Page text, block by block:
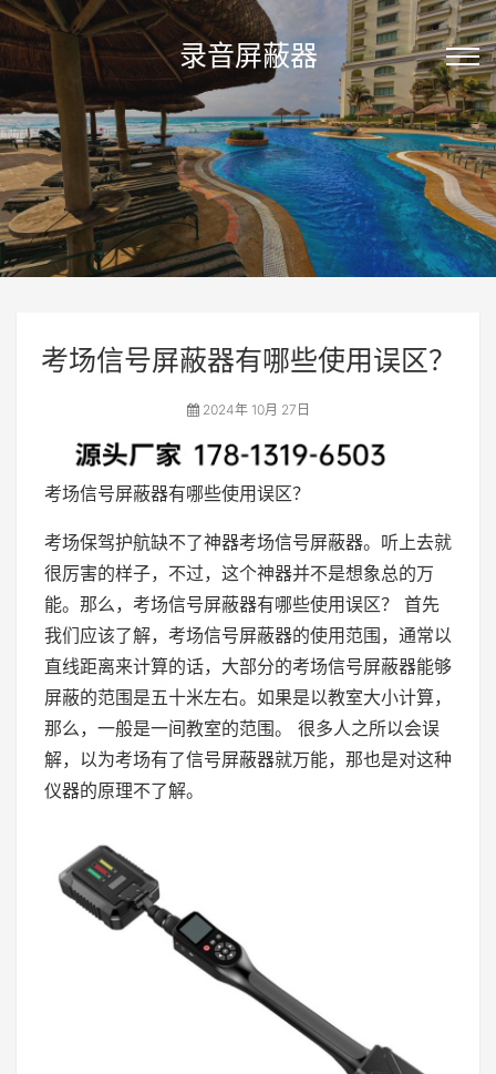
录音屏蔽器
考场信号屏蔽器有哪些使用误区？
2024年 10月 27日
考场信号屏蔽器有哪些使用误区？
考场保驾护航缺不了神器考场信号屏蔽器。听上去就
很厉害的样子，不过，这个神器并不是想象总的万
能。那么，考场信号屏蔽器有哪些使用误区？ 首先
我们应该了解，考场信号屏蔽器的使用范围，通常以
直线距离来计算的话，大部分的考场信号屏蔽器能够
屏蔽的范围是五十米左右。如果是以教室大小计算，
那么，一般是一间教室的范围。 很多人之所以会误
解，以为考场有了信号屏蔽器就万能，那也是对这种
仪器的原理不了解。